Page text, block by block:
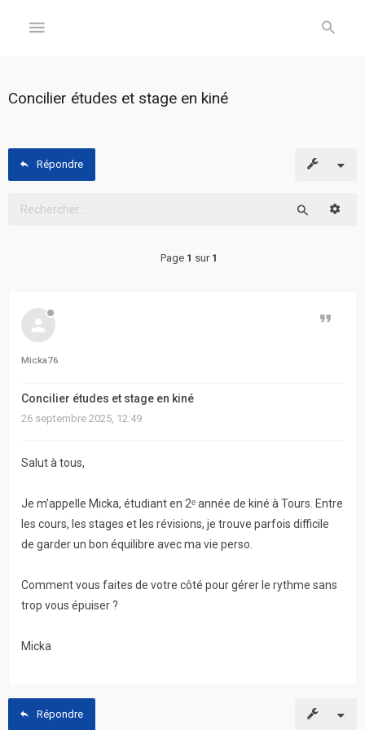
Inscription
réponse
Sujets
RACCOURCIS
avancée
FAQ
L’équipe
Concilier études et stage en kiné
Répondre
Page 1 sur 1
Micka76
Concilier études et stage en kiné
Citer
26 septembre 2025, 12:49
Salut à tous,
Je m’appelle Micka, étudiant en 2ᵉ année de kiné à Tours. Entre
les cours, les stages et les révisions, je trouve parfois difficile
de garder un bon équilibre avec ma vie perso.
Comment vous faites de votre côté pour gérer le rythme sans
trop vous épuiser ?
Micka
Répondre